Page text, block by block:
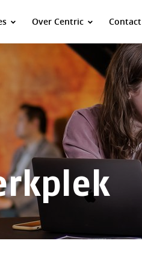
Over Centric Contact